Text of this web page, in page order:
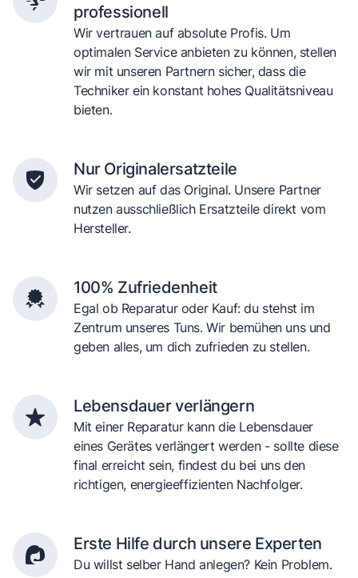
professionell
Wir vertrauen auf absolute Profis. Um
optimalen Service anbieten zu können, stellen
wir mit unseren Partnern sicher, dass die
Techniker ein konstant hohes Qualitätsniveau
bieten.
Nur Originalersatzteile
Wir setzen auf das Original. Unsere Partner
nutzen ausschließlich Ersatzteile direkt vom
Hersteller.
100% Zufriedenheit
Egal ob Reparatur oder Kauf: du stehst im
Zentrum unseres Tuns. Wir bemühen uns und
geben alles, um dich zufrieden zu stellen.
Lebensdauer verlängern
Mit einer Reparatur kann die Lebensdauer
eines Gerätes verlängert werden - sollte diese
final erreicht sein, findest du bei uns den
richtigen, energieeffizienten Nachfolger.
Erste Hilfe durch unsere Experten
Du willst selber Hand anlegen? Kein Problem.